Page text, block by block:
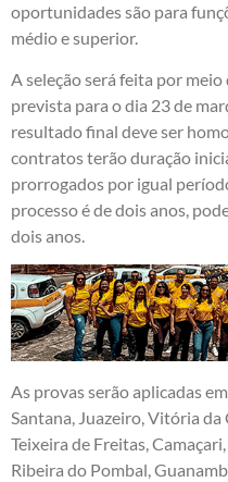
oportunidades são para
médio e superior.
A seleção será feita por
prevista para o dia 23 de
resultado final deve ser
contratos terão duração
prorrogados por igual
processo é de dois anos,
dois anos.
As provas serão aplicadas
Santana, Juazeiro, Vitória
Teixeira de Freitas,
Ribeira do Pombal,